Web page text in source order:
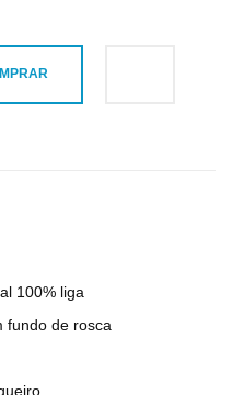
100% liga
fundo de rosca